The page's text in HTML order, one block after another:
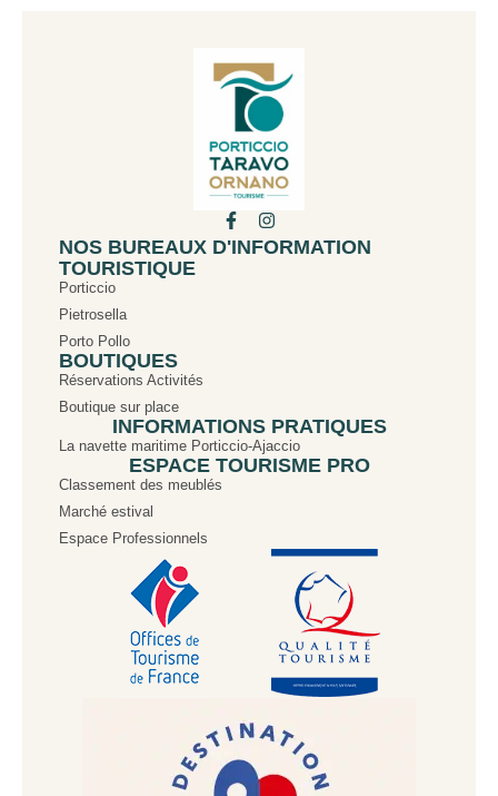
NOS BUREAUX D'INFORMATION
TOURISTIQUE
Porticcio
Pietrosella
Porto Pollo
BOUTIQUES
Réservations Activités
Boutique sur place
INFORMATIONS PRATIQUES
La navette maritime Porticcio-Ajaccio
ESPACE TOURISME PRO
Classement des meublés
Marché estival
Espace Professionnels